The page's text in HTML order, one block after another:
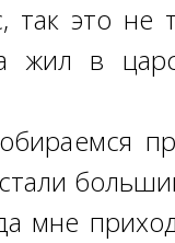
так это не
в
мне